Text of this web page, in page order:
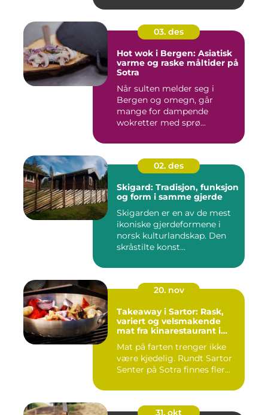
03. des
Hot wok i Bergen: Asiatisk
varme og raske måltider på
Sotra
Når sulten melder seg i
Bergen og omegn, går
mange for dampende
wokretter med sprø...
02. des
Skigard: Tradisjon, funksjon
og form i samme gjerde
Skigarden er en av de mest
ikoniske gjerdeformene i
norsk kulturlandskap. Den
skråstilte konst...
20. nov
Takeaway i Sartor: Rask,
variert og velsmakende
mat fra kinarestaurant i
Mat på farten trenger ikke
være kjedelig. Rundt Sartor
Senter på Sotra finnes fler...
31. okt